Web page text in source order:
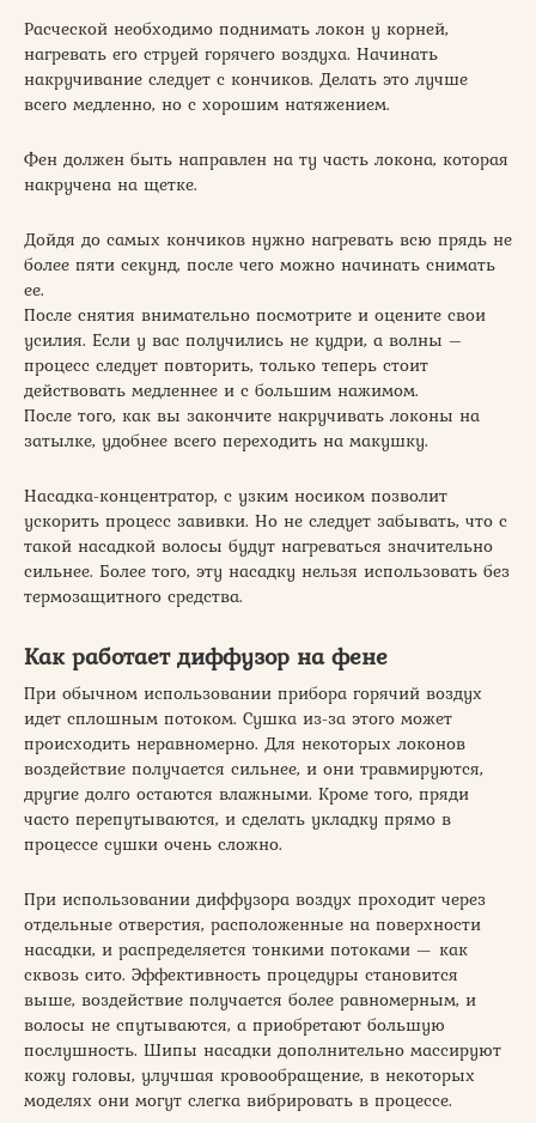
Расческой необходимо поднимать локон у корней,
нагревать его струей горячего воздуха. Начинать
накручивание следует с кончиков. Делать это лучше
всего медленно, но с хорошим натяжением.
Фен должен быть направлен на ту часть локона, которая
накручена на щетке.
Дойдя до самых кончиков нужно нагревать всю прядь не
более пяти секунд, после чего можно начинать снимать
ее.
После снятия внимательно посмотрите и оцените свои
усилия. Если у вас получились не кудри, а волны –
процесс следует повторить, только теперь стоит
действовать медленнее и с большим нажимом.
После того, как вы закончите накручивать локоны на
затылке, удобнее всего переходить на макушку.
Насадка-концентратор, с узким носиком позволит
ускорить процесс завивки. Но не следует забывать, что с
такой насадкой волосы будут нагреваться значительно
сильнее. Более того, эту насадку нельзя использовать без
термозащитного средства.
Как работает диффузор на фене
При обычном использовании прибора горячий воздух
идет сплошным потоком. Сушка из-за этого может
происходить неравномерно. Для некоторых локонов
воздействие получается сильнее, и они травмируются,
другие долго остаются влажными. Кроме того, пряди
часто перепутываются, и сделать укладку прямо в
процессе сушки очень сложно.
При использовании диффузора воздух проходит через
отдельные отверстия, расположенные на поверхности
насадки, и распределяется тонкими потоками — как
сквозь сито. Эффективность процедуры становится
выше, воздействие получается более равномерным, и
волосы не спутываются, а приобретают большую
послушность. Шипы насадки дополнительно массируют
кожу головы, улучшая кровообращение, в некоторых
моделях они могут слегка вибрировать в процессе.